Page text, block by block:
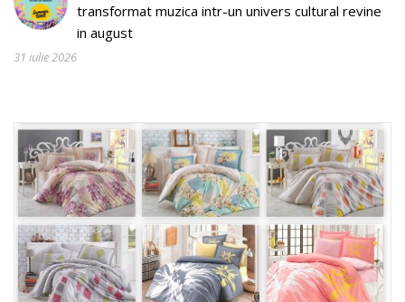
transformat muzica intr-un univers cultural revine
in august
31 iulie 2026